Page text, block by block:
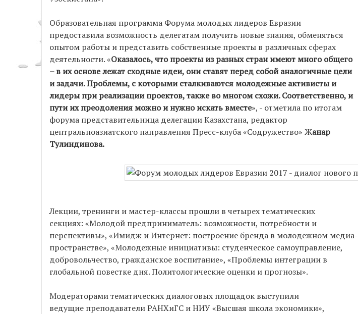
Образовательная программа Форума молодых лидеров Евразии
предоставила возможность делегатам получить новые знания, обменяться
опытом работы и представить собственные проекты в различных сферах
деятельности. «Оказалось, что проекты из разных стран имеют много общего
– в их основе лежат сходные идеи, они ставят перед собой аналогичные цели
и задачи. Проблемы, с которыми сталкиваются молодежные активисты и
лидеры при реализации проектов, также во многом схожи. Соответственно, и
пути их преодоления можно и нужно искать вместе», - отметила по итогам
форума представительница делегации Казахстана, редактор
центральноазиатского направления Пресс-клуба «Содружество» Жанар
Тулиндинова.
Лекции, тренинги и мастер-классы прошли в четырех тематических
секциях: «Молодой предприниматель: возможности, потребности и
перспективы», «Имидж и Интернет: построение бренда в молодежном медиа-
пространстве», «Молодежные инициативы: студенческое самоуправление,
добровольчество, гражданское воспитание», «Проблемы интеграции в
глобальной повестке дня. Политологические оценки и прогнозы».
Модераторами тематических диалоговых площадок выступили
ведущие преподаватели РАНХиГС и НИУ «Высшая школа экономики»,